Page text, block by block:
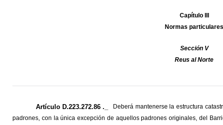
Capítulo III
Normas particulares
Sección V
Reus al Norte
Artículo D.223.272.86 ._
Deberá mantenerse la estructura
padrones, con la única excepción de aquellos padrones originales, del